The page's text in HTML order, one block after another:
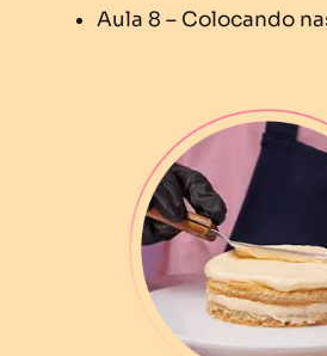
Aula 8 – Colocando